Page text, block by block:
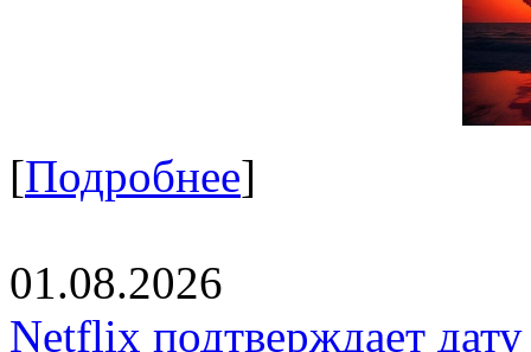
[Подробнее]
01.08.2026
Netflix подтверждает